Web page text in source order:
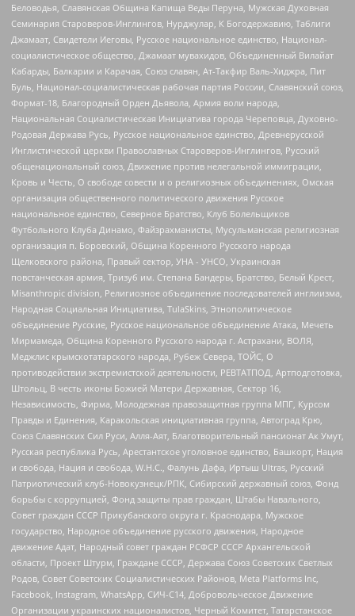
Беловодья, Славянская Община Капища Веды Перуна, Мужская Духовная
Семинария Староверов-Инглингов, Нурджулар, К Богодержавию, Таблиги
Джамаат, Свидетели Иеговы, Русское национальное единство, Национал-
социалистическое общество, Джамаат мувахидов, Объединенный Вилайат
Кабарды, Балкарии и Карачая, Союз славян, Ат-Такфир Валь-Хиджра, Пит
Буль, Национал-социалистическая рабочая партия России, Славянский союз,
Формат-18, Благородный Орден Дьявола, Армия воли народа,
Национальная Социалистическая Инициатива города Череповца, Духовно-
Родовая Держава Русь, Русское национальное единство, Древнерусской
Инглистической церкви Православных Староверов-Инглингов, Русский
общенациональный союз, Движение против нелегальной иммиграции,
Кровь и Честь, О свободе совести и о религиозных объединениях, Омская
организация общественного политического движения Русское
национальное единство, Северное Братство, Клуб Болельщиков
Футбольного Клуба Динамо, Файзрахманисты, Мусульманская религиозная
организация п. Боровский, Община Коренного Русского народа
Щелковского района, Правый сектор, УНА - УНСО, Украинская
повстанческая армия, Тризуб им. Степана Бандеры, Братство, Белый Крест,
Misanthropic division, Религиозное объединение последователей инглиизма,
Народная Социальная Инициатива, TulaSkins, Этнополитическое
объединение Русские, Русское национальное объединение Атака, Мечеть
Мирмамеда, Община Коренного Русского народа г. Астрахани, ВОЛЯ,
Меджлис крымскотатарского народа, Рубеж Севера, ТОЙС, О
противодействии экстремистской деятельности, РЕВТАТПОД, Артподготовка,
Штольц, В честь иконы Божией Матери Державная, Сектор 16,
Независимость, Фирма, Молодежная правозащитная группа МПГ, Курсом
Правды и Единения, Каракольская инициативная группа, Автоград Крю,
Союз Славянских Сил Руси, Алля-Аят, Благотворительный пансионат Ак Умут,
Русская республика Русь, Арестантское уголовное единство, Башкорт, Нация
и свобода, Нация и свобода, W.H.С., Фалунь Дафа, Иртыш Ultras, Русский
Патриотический клуб-Новокузнецк/РПК, Сибирский державный союз, Фонд
борьбы с коррупцией, Фонд защиты прав граждан, Штабы Навального,
Совет граждан СССР Прикубанского округа г. Краснодара, Мужское
государство, Народное объединение русского движения, Народное
движение Адат, Народный совет граждан РСФСР СССР Архангельской
области, Проект Штурм, Граждане СССР, Держава Союз Советских Светлых
Родов, Совет Советских Социалистических Районов, Meta Platforms Inc,
Facebook, Instagram, WhatsApp, СИЧ-С14, Добровольческое Движение
Организации украинских националистов, Черный Комитет, Татарстанское